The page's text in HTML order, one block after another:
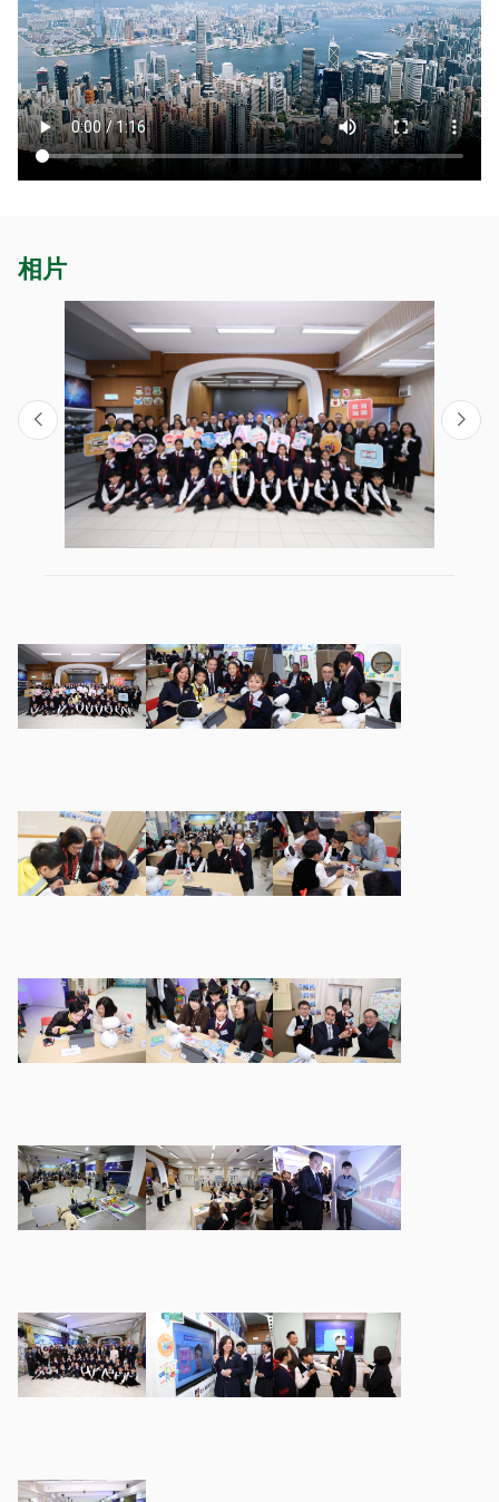
primary
school
to
learn
about
promotion
相片